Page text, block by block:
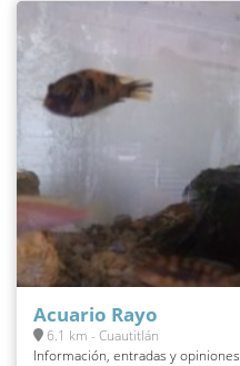
Acuario Rayo
6.1 km - Cuautitlán
Información, entradas y opiniones